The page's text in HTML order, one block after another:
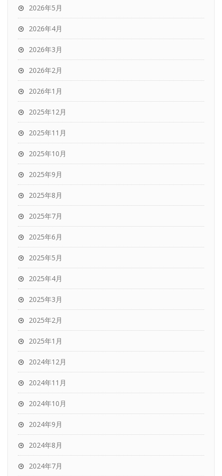
2026年5月
2026年4月
2026年3月
2026年2月
2026年1月
2025年12月
2025年11月
2025年10月
2025年9月
2025年8月
2025年7月
2025年6月
2025年5月
2025年4月
2025年3月
2025年2月
2025年1月
2024年12月
2024年11月
2024年10月
2024年9月
2024年8月
2024年7月